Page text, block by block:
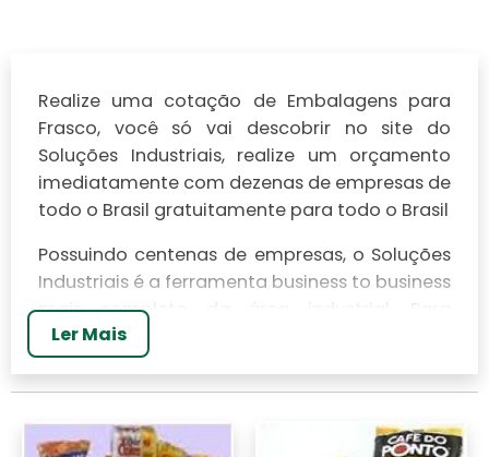
Realize uma cotação de Embalagens para
Frasco, você só vai descobrir no site do
Soluções Industriais, realize um orçamento
imediatamente com dezenas de empresas de
todo o Brasil gratuitamente para todo o Brasil
Possuindo centenas de empresas, o Soluções
Industriais é a ferramenta business to business
mais completo da área industrial. Para
realizar um orçamento de Embalagens para
Frasco, clique em um ou mais dos anuciantes
a seguir:
Ler Mais